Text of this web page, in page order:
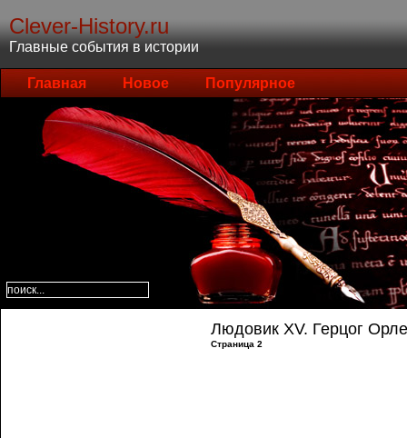
Clever-History.ru
Главные события в истории
Главная Новое Популярное
Людовик XV. Герцог
Страница 2